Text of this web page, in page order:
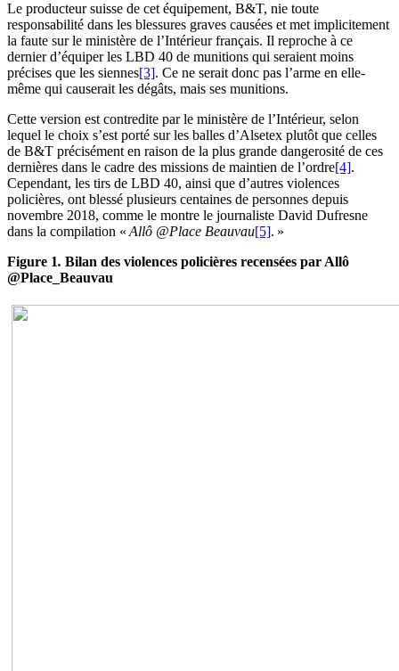
Le producteur suisse de cet équipement, B&T, nie toute
responsabilité dans les blessures graves causées et met implicitement
la faute sur le ministère de l’Intérieur français. Il reproche à ce
dernier d’équiper les LBD 40 de munitions qui seraient moins
précises que les siennes[3]. Ce ne serait donc pas l’arme en elle-
même qui causerait les dégâts, mais ses munitions.
Cette version est contredite par le ministère de l’Intérieur, selon
lequel le choix s’est porté sur les balles d’Alsetex plutôt que celles
de B&T précisément en raison de la plus grande dangerosité de ces
dernières dans le cadre des missions de maintien de l’ordre[4].
Cependant, les tirs de LBD 40, ainsi que d’autres violences
policières, ont blessé plusieurs centaines de personnes depuis
novembre 2018, comme le montre le journaliste David Dufresne
dans la compilation « Allô @Place Beauvau[5]. »
Figure 1. Bilan des violences policières recensées par Allô
@Place_Beauvau